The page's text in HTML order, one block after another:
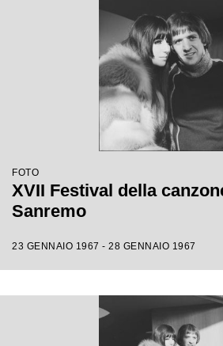
FOTO
XVII Festival della
Sanremo
23 GENNAIO 1967 - 28 GENNAIO 1967